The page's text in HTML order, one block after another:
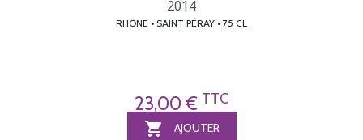
2014
RHÔNE • SAINT PÉRAY • 75 CL
23,00 € TTC
 AJOUTER